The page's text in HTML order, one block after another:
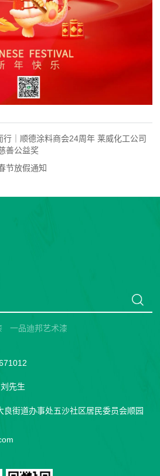
行｜顺德涂料商会24周年 莱威化工公司
善公益奖
节放假通知
一品迪邦艺术漆
先生
良街道办事处五沙社区居民委员会顺园